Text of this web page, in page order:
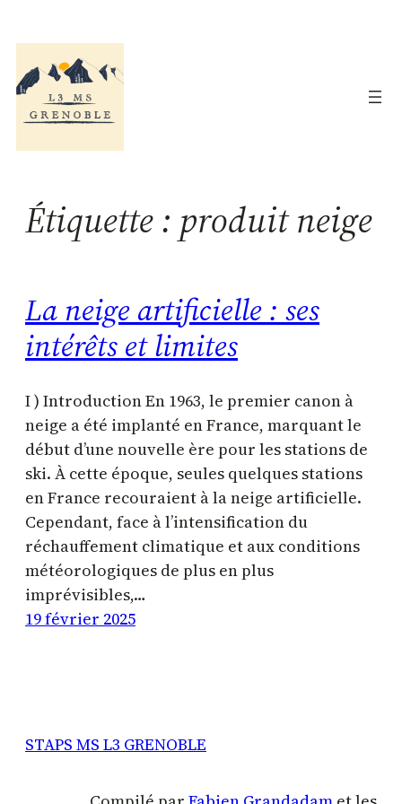
au
contenu
Étiquette : produit neige
La neige artificielle : ses
intérêts et limites
I ) Introduction En 1963, le premier canon à
neige a été implanté en France, marquant le
début d’une nouvelle ère pour les stations de
ski. À cette époque, seules quelques stations
en France recouraient à la neige artificielle.
Cependant, face à l’intensification du
réchauffement climatique et aux conditions
météorologiques de plus en plus
imprévisibles,…
19 février 2025
STAPS MS L3 GRENOBLE